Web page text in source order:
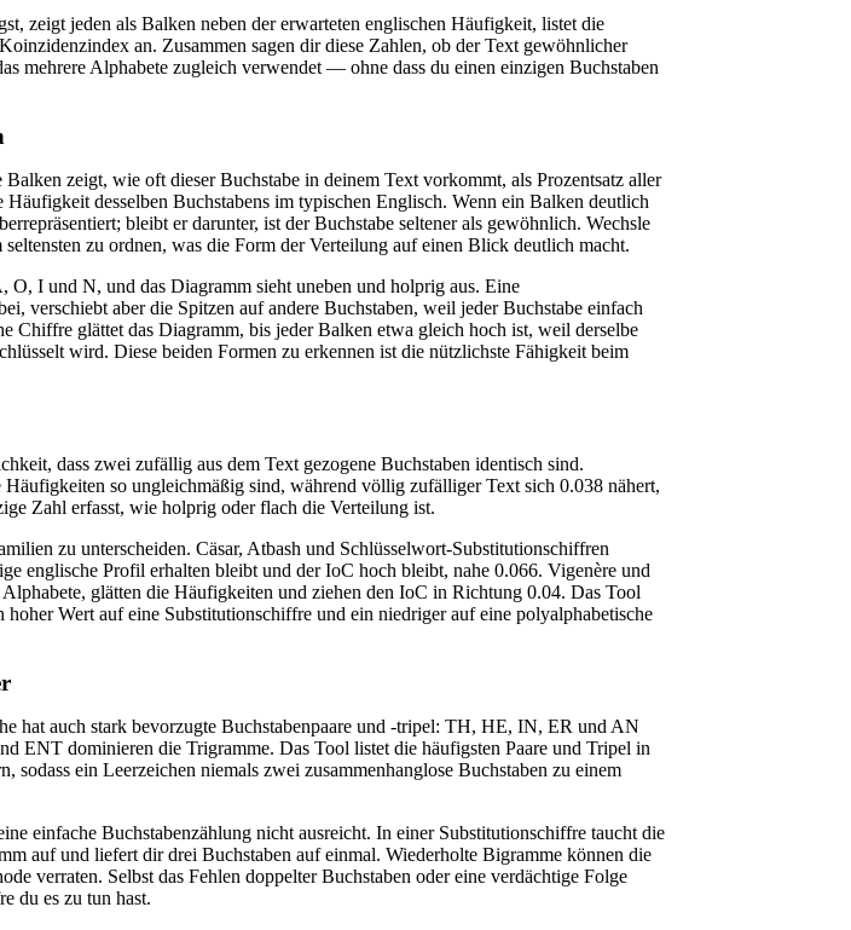
zeigt jeden als Balken neben der erwarteten englischen Häufigkeit, listet die
an. Zusammen sagen dir diese Zahlen, ob der Text gewöhnlicher
mehrere Alphabete zugleich verwendet — ohne dass du einen einzigen Buchstaben
zeigt, wie oft dieser Buchstabe in deinem Text vorkommt, als Prozentsatz aller
desselben Buchstabens im typischen Englisch. Wenn ein Balken deutlich
bleibt er darunter, ist der Buchstabe seltener als gewöhnlich. Wechsle
zu ordnen, was die Form der Verteilung auf einen Blick deutlich macht.
I und N, und das Diagramm sieht uneben und holprig aus. Eine
verschiebt aber die Spitzen auf andere Buchstaben, weil jeder Buchstabe einfach
Chiffre glättet das Diagramm, bis jeder Balken etwa gleich hoch ist, weil derselbe
wird. Diese beiden Formen zu erkennen ist die nützlichste Fähigkeit beim
dass zwei zufällig aus dem Text gezogene Buchstaben identisch sind.
so ungleichmäßig sind, während völlig zufälliger Text sich 0.038 nähert,
Zahl erfasst, wie holprig oder flach die Verteilung ist.
zu unterscheiden. Cäsar, Atbash und Schlüsselwort-Substitutionschiffren
englische Profil erhalten bleibt und der IoC hoch bleibt, nahe 0.066. Vigenère und
glätten die Häufigkeiten und ziehen den IoC in Richtung 0.04. Das Tool
Wert auf eine Substitutionschiffre und ein niedriger auf eine polyalphabetische
hat auch stark bevorzugte Buchstabenpaare und -tripel: TH, HE, IN, ER und AN
ENT dominieren die Trigramme. Das Tool listet die häufigsten Paare und Tripel in
ein Leerzeichen niemals zwei zusammenhanglose Buchstaben zu einem
einfache Buchstabenzählung nicht ausreicht. In einer Substitutionschiffre taucht die
auf und liefert dir drei Buchstaben auf einmal. Wiederholte Bigramme können die
verraten. Selbst das Fehlen doppelter Buchstaben oder eine verdächtige Folge
du es zu tun hast.